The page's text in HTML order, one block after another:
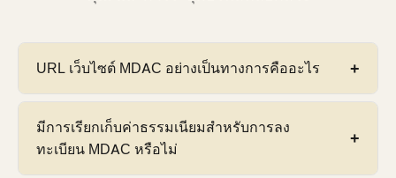
URL เว็บไซต์ MDAC อย่างเป็นทางการคืออะไร
เว็บไซต์ MDAC อย่างเป็นทางการคือimigresen-
online.imi.gov.my/mdac/main
มีการเรียกเก็บค่าธรรมเนียมสำหรับการลง
ทะเบียน MDAC หรือไม่